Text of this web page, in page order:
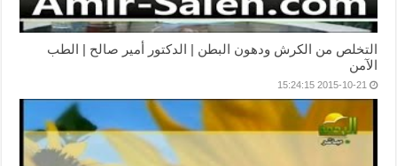
التخلص من الكرش ودهون البطن | الدكتور أمير صالح | الطب
الآمن
2015-10-21 15:24:15